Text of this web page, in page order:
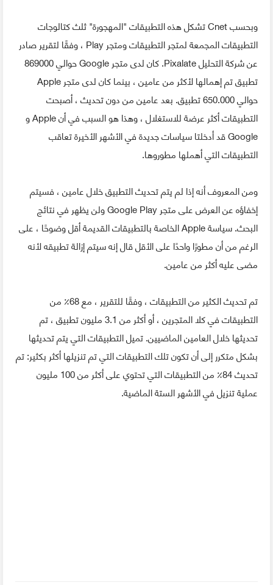
وبحسب Cnet تشكل هذه التطبيقات "المهجورة" ثلث كتالوجات
التطبيقات المجمعة لمتجر التطبيقات ومتجر Play ، وفقًا لتقرير صادر
عن شركة التحليل Pixalate. كان لدى متجر Google حوالي 869000
تطبيق تم إهمالها لأكثر من عامين ، بينما كان لدى متجر Apple
حوالي 650.000 تطبيق. بعد عامين من دون تحديث ، أصبحت
التطبيقات أكثر عرضة للاستغلال ، وهذا هو السبب في أن Apple و
Google قد أدخلتا سياسات جديدة في الأشهر الأخيرة تعاقب
التطبيقات التي أهملها مطوروها.
ومن المعروف أنه إذا لم يتم تحديث التطبيق خلال عامين ، فسيتم
إخفاؤه عن العرض على متجر Google Play ولن يظهر في نتائج
البحث. سياسة Apple الخاصة بالتطبيقات القديمة أقل وضوحًا ، على
الرغم من أن مطورًا واحدًا على الأقل قال إنه سيتم إزالة تطبيقه لأنه
مضى عليه أكثر من عامين.
تم تحديث الكثير من التطبيقات ، وفقًا للتقرير ، مع 68٪ من
التطبيقات في كلا المتجرين ، أو أكثر من 3.1 مليون تطبيق ، تم
تحديثها خلال العامين الماضيين. تميل التطبيقات التي يتم تحديثها
بشكل متكرر إلى أن تكون تلك التطبيقات التي تم تنزيلها أكثر بكثير: تم
تحديث 84٪ من التطبيقات التي تحتوي على أكثر من 100 مليون
عملية تنزيل في الأشهر الستة الماضية.